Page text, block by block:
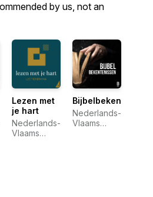
by us, not an
Lezen met
je hart
Nederlands-
Vlaams
Bijbelbekentenissen
Nederlands-
Vlaams